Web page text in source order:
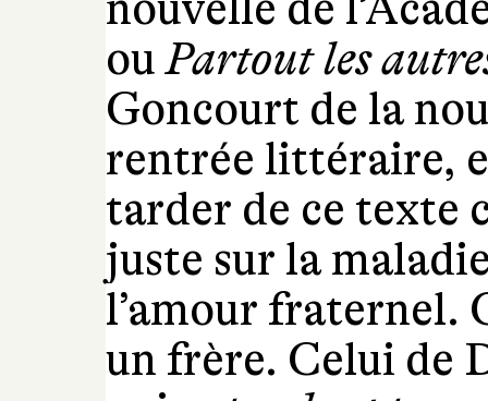
ouPartout les
Goncourt de la
rentrée littéraire,
tarder de ce texte
juste sur la
l’amour fraternel.
un frère. Celui de